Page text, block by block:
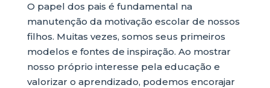
O papel dos pais é fundamental na
manutenção da motivação escolar de nossos
filhos. Muitas vezes, somos seus primeiros
modelos e fontes de inspiração. Ao mostrar
nosso próprio interesse pela educação e
valorizar o aprendizado, podemos encorajar